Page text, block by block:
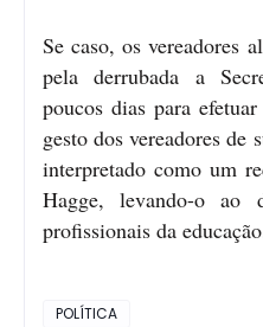
Se caso, os vereadores
pela derrubada a
poucos dias para
gesto dos vereadores de
interpretado como um
Hagge, levando-o ao
profissionais da
POLÍTICA